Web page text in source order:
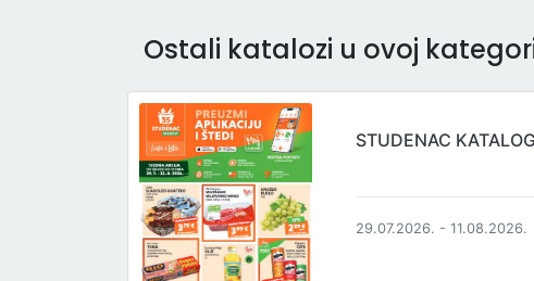
Ostali katalozi u ovoj
STUDENAC KATALOG
29.07.2026. - 11.08.2026.